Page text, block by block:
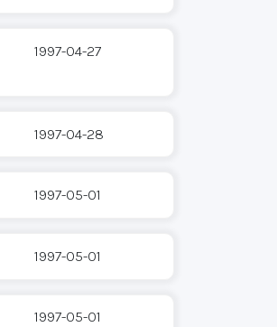
1997-04-27
1997-04-28
1997-05-01
1997-05-01
1997-05-01